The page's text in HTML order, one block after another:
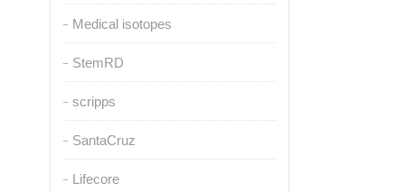
Medical isotopes
StemRD
scripps
SantaCruz
Lifecore